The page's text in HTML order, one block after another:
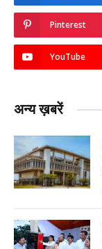
Pinterest
YouTube
अन्य ख़बरें